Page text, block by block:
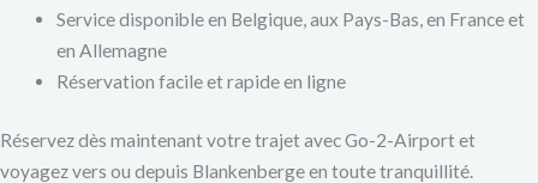
Service disponible en Belgique, aux Pays-Bas, en France et
en Allemagne
Réservation facile et rapide en ligne
Réservez dès maintenant votre trajet avec Go-2-Airport et
voyagez vers ou depuis Blankenberge en toute tranquillité.